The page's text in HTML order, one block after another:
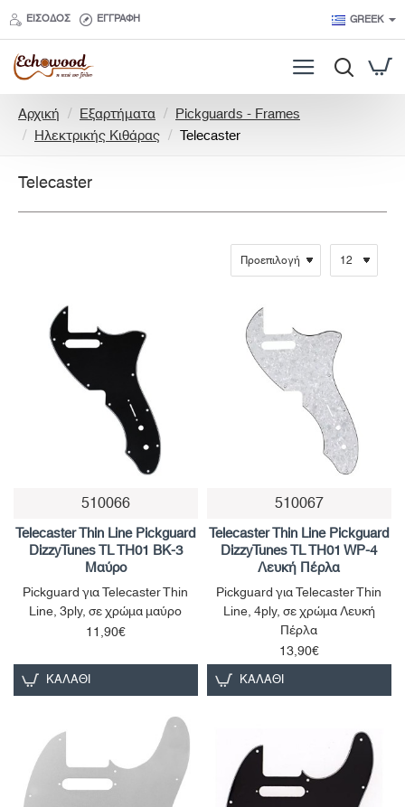
ΕΊΣΟΔΟΣ ΕΓΓΡΑΦΉ GREEK
Αρχική
o
e
Εξαρτήματα
Pickguards - Frames
Ηλεκτρικής Κιθάρας
Telecaster
Telecaster
510066
Telecaster Thin Line Pickguard
DizzyTunes TL TH01 BK-3
Μαύρο
Pickguard για Telecaster Thin
Line, 3ply, σε χρώμα μαύρο
11,90€
ΚΑΛΆΘΙ
510067
Telecaster Thin Line Pickguard
DizzyTunes TL TH01 WP-4
Λευκή Πέρλα
Pickguard για Telecaster Thin
Line, 4ply, σε χρώμα Λευκή
Πέρλα
13,90€
ΚΑΛΆΘΙ